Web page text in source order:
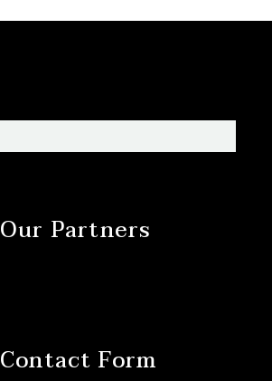
Our Partners
Contact Form